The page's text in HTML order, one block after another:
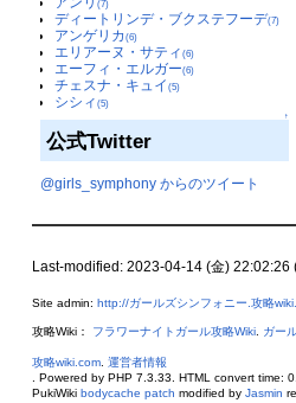
(7)
ディートリンデ・ブクステフーデ(7)
アンゲリカ (6)
エリアーヌ・サティ (6)
エーフィ・エルガー(6)
チェスナ・キュイ (5)
シシィ (5)
↑
公式Twitter
@girls_symphony からのツイート
Last-modified: 2023-04-14 (金) 22:02:26
Site admin: http://ガールズシンフォニー.攻略
攻略Wiki： フラワーナイトガール攻略Wiki. ガー
攻略wiki.com. 運営者情報
. Powered by PHP 7.3.33. HTML convert time:
PukiWiki bodycache patch modified by Jasmin